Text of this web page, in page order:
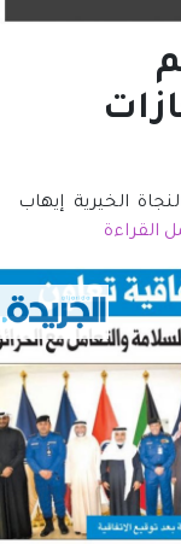
الخيرية إيهاب
القراءة